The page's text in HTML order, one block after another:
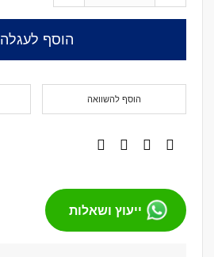
הוסף לעגלה
הוסף להשוואה
ייעוץ ושאלות